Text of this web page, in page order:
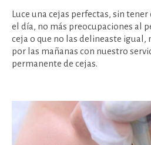
Luce una cejas perfectas, sin
el día, no más preocupaciones al
ceja o que no las delineaste
por las mañanas con nuestro
permanente de cejas.